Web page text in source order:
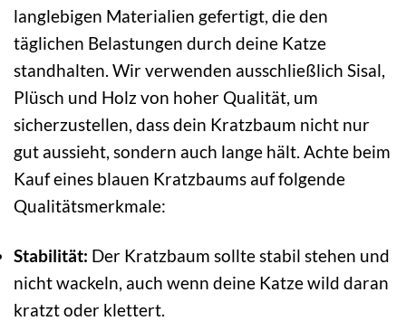
langlebigen Materialien gefertigt, die den
täglichen Belastungen durch deine Katze
standhalten. Wir verwenden ausschließlich Sisal,
Plüsch und Holz von hoher Qualität, um
sicherzustellen, dass dein Kratzbaum nicht nur
gut aussieht, sondern auch lange hält. Achte beim
Kauf eines blauen Kratzbaums auf folgende
Qualitätsmerkmale:
Stabilität: Der Kratzbaum sollte stabil stehen und
nicht wackeln, auch wenn deine Katze wild daran
kratzt oder klettert.